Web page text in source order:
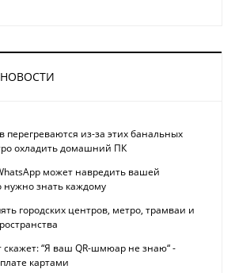
перегреваются из-за этих банальных
охладить домашний ПК
может навредить вашей
нужно знать каждому
городских центров, метро, трамваи и
скажет: “Я ваш QR-шмюар не знаю“ -
картами